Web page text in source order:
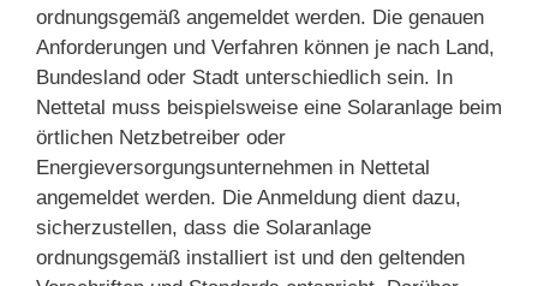
ordnungsgemäß angemeldet werden. Die genauen
Anforderungen und Verfahren können je nach Land,
Bundesland oder Stadt unterschiedlich sein. In
Nettetal muss beispielsweise eine Solaranlage beim
örtlichen Netzbetreiber oder
Energieversorgungsunternehmen in Nettetal
angemeldet werden. Die Anmeldung dient dazu,
sicherzustellen, dass die Solaranlage
ordnungsgemäß installiert ist und den geltenden